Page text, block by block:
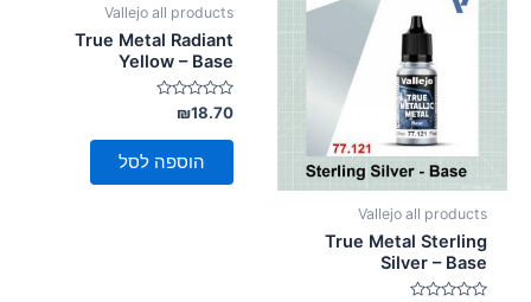
font_download סמן קישורים
לאפס
האפשרויות
Vallejo all products
True Metal Sterling
Silver – Base
Vallejo all products
True Metal Radiant
Yellow – Base
דורג
0
מתוך
₪18.70
הוספה לסל